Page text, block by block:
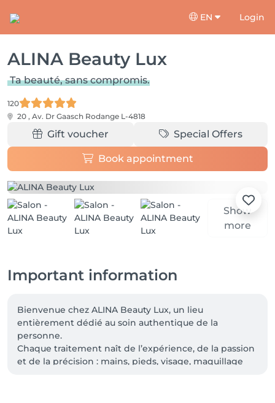
EN Login
ALINA Beauty Lux
Ta beauté, sans compromis.
120
20 , Av. Dr Gaasch Rodange L-4818
Gift voucher Special Offers
Book appointment
Show
more
Important information
Bienvenue chez ALINA Beauty Lux, un lieu
entièrement dédié au soin authentique de la
personne.
Chaque traitement naît de l’expérience, de la passion
et de la précision : mains, pieds, visage, maquillage